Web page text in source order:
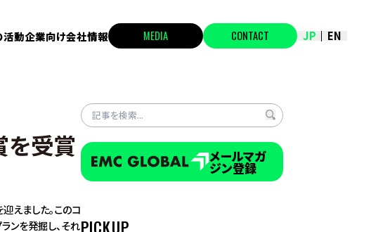
活動企業向け会社情報 MEDIA CONTACT JP EN
を受賞
えました。このコ
ンを発掘し、それ
メールマガ
ジン登録
PICKUP